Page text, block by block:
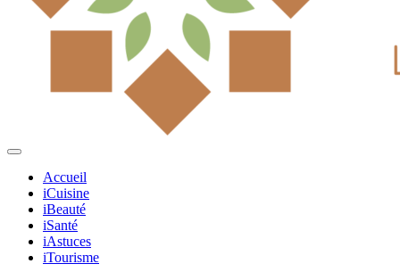
Accueil
iCuisine
iBeauté
iSanté
iAstuces
iTourisme